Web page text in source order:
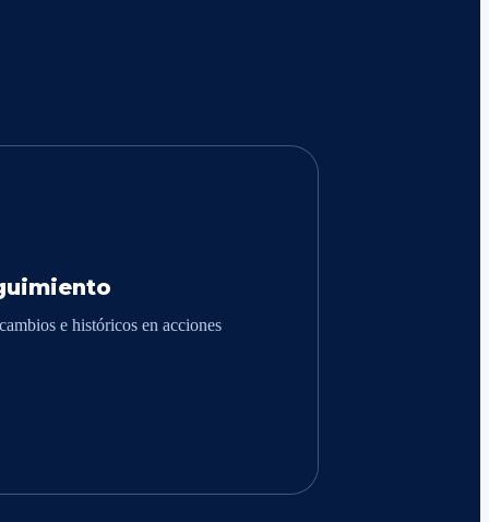
e históricos en acciones